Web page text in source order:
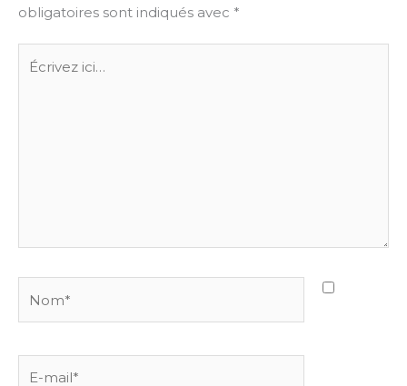
obligatoires sont indiqués avec *
ici…